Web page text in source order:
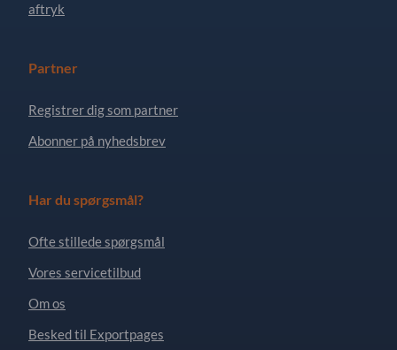
aftryk
Partner
Registrer dig som partner
Abonner på nyhedsbrev
Har du spørgsmål?
Ofte stillede spørgsmål
Vores servicetilbud
Om os
Besked til Exportpages